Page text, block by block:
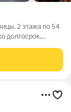
2 этажа по 54
долгосрок,
Депозит.